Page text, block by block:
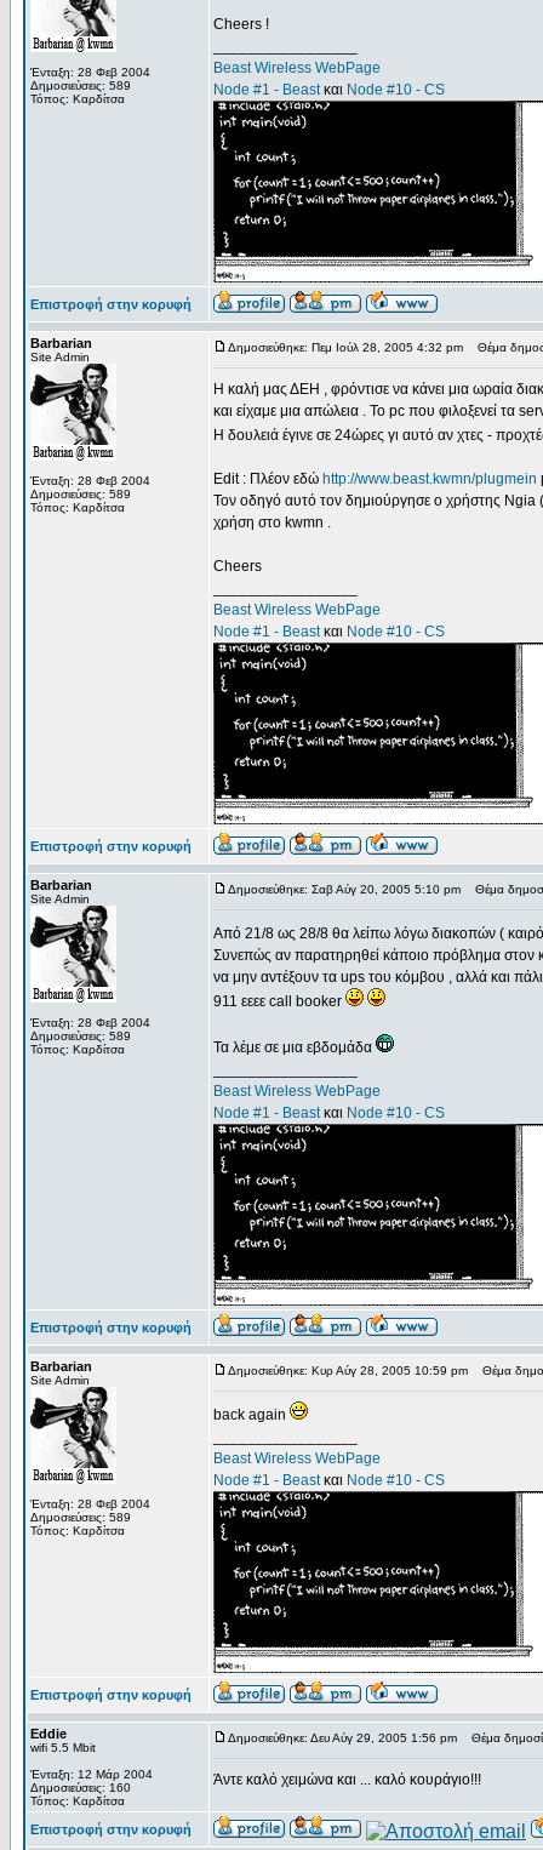
Ένταξη: 28 Φεβ 2004
Δημοσιεύσεις: 589
Τόπος: Καρδίτσα
Cheers !
Beast Wireless WebPage
Node #1 - Beastκαι Node #10 - CS
Επιστροφή στην κορυφή
Barbarian
Site Admin
Ένταξη: 28 Φεβ 2004
Δημοσιεύσεις: 589
Τόπος: Καρδίτσα
Δημοσιεύθηκε: Πεμ Ιούλ 28, 2005 4:32 pm Θέμα
Η καλή μας ΔΕΗ , φρόντισε να κάνει μια ωραία
και είχαμε μια απώλεια . Το pc που φιλοξενεί τα
Η δουλειά έγινε σε 24ώρες γι αυτό αν χτες -
Edit : Πλέον εδώ http://www.beast.kwmn/plugmein
Τον οδηγό αυτό τον δημιούργησε ο χρήστης Ngia
χρήση στο kwmn .
Cheers
Beast Wireless WebPage
Node #1 - Beastκαι Node #10 - CS
Επιστροφή στην κορυφή
Barbarian
Site Admin
Ένταξη: 28 Φεβ 2004
Δημοσιεύσεις: 589
Τόπος: Καρδίτσα
Δημοσιεύθηκε: Σαβ Αύγ 20, 2005 5:10 pm Θέμα
Από 21/8 ως 28/8 θα λείπω λόγω διακοπών (
Συνεπώς αν παρατηρηθεί κάποιο πρόβλημα στον
να μην αντέξουν τα ups του κόμβου , αλλά και
911 εεεε call booker
Τα λέμε σε μια εβδομάδα
Beast Wireless WebPage
Node #1 - Beastκαι Node #10 - CS
Επιστροφή στην κορυφή
Barbarian
Site Admin
Ένταξη: 28 Φεβ 2004
Δημοσιεύσεις: 589
Τόπος: Καρδίτσα
Δημοσιεύθηκε: Κυρ Αύγ 28, 2005 10:59 pm Θέμα
back again
Beast Wireless WebPage
Node #1 - Beastκαι Node #10 - CS
Επιστροφή στην κορυφή
Eddie
wifi 5.5 Mbit
Ένταξη: 12 Μάρ 2004
Δημοσιεύσεις: 160
Τόπος: Καρδίτσα
Δημοσιεύθηκε: Δευ Αύγ 29, 2005 1:56 pm Θέμα
Άντε καλό χειμώνα και ... καλό κουράγιο!!!
Επιστροφή στην κορυφή